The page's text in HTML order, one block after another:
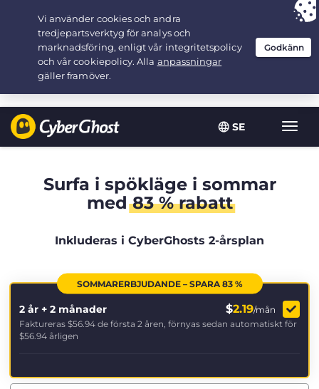
SE
Växla
Your choice:The Best Dealfor 2.1666666666667-years at $
/month
Surfa i spökläge i sommar
med83 % rabatt
Inkluderas i CyberGhosts 2-årsplan
SOMMARERBJUDANDE – SPARA 83 %
2 år + 2 månader $2.19/mån
Faktureras $56.94 de första 2 åren, förnyas sedan automatiskt för
$56.94 årligen